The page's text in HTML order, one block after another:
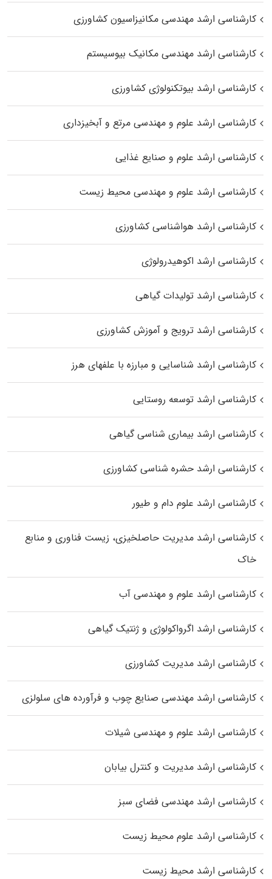
کارشناسی ارشد مهندسی مکانیزاسیون کشاورزی
کارشناسی ارشد مهندسی مکانیک بیوسیستم
کارشناسی ارشد بیوتکنولوژی کشاورزی
کارشناسی ارشد علوم و مهندسی مرتع و آبخیزداری
کارشناسی ارشد علوم و صنایع غذایی
کارشناسی ارشد علوم و مهندسی محیط زیست
کارشناسی ارشد هواشناسی کشاورزی
کارشناسی ارشد اکوهیدرولوژی
کارشناسی ارشد تولیدات گیاهی
کارشناسی ارشد ترویج و آموزش کشاورزی
کارشناسی ارشد شناسایی و مبارزه با علفهای هرز
کارشناسی ارشد توسعه روستایی
کارشناسی ارشد بیماری‌ شناسی گیاهی
کارشناسی ارشد حشره‌ شناسی کشاورزی
کارشناسی ارشد علوم دام و طیور
کارشناسی ارشد مدیریت حاصلخیزی، زیست فناوری و منابع
خاک
کارشناسی ارشد علوم و مهندسی آب
کارشناسی ارشد اگرواکولوژی و ژنتیک گیاهی
کارشناسی ارشد مدیریت کشاورزی
کارشناسی ارشد مهندسی صنایع چوب و فرآورده‌ های سلولزی
کارشناسی ارشد علوم و مهندسی شیلات
کارشناسی ارشد مدیریت و کنترل بیابان
کارشناسی ارشد مهندسی فضای سبز
کارشناسی ارشد علوم محیط‌ زیست
کارشناسی ارشد محیط زیست